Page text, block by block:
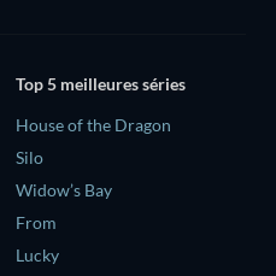
Top 5 meilleures séries
House of the Dragon
Silo
Widow’s Bay
From
Lucky